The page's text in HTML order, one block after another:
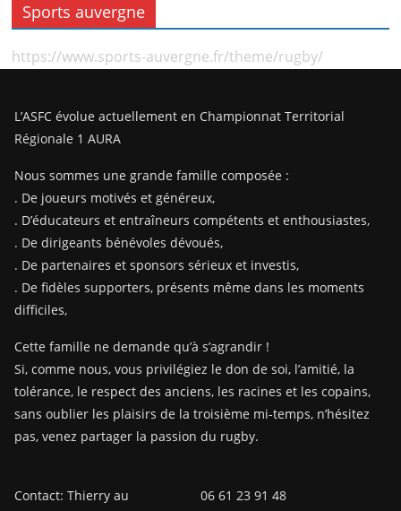
Sports auvergne
https://www.sports-auvergne.fr/theme/rugby/
L’ASFC évolue actuellement en Championnat Territorial
Régionale 1 AURA
Nous sommes une grande famille composée :
. De joueurs motivés et généreux,
. D’éducateurs et entraîneurs compétents et enthousiastes,
. De dirigeants bénévoles dévoués,
. De partenaires et sponsors sérieux et investis,
. De fidèles supporters, présents même dans les moments
difficiles,
Cette famille ne demande qu’à s’agrandir !
Si, comme nous, vous privilégiez le don de soi, l’amitié, la
tolérance, le respect des anciens, les racines et les copains,
sans oublier les plaisirs de la troisième mi-temps, n’hésitez
pas, venez partager la passion du rugby.
Contact: Thierry au 06 61 23 91 48